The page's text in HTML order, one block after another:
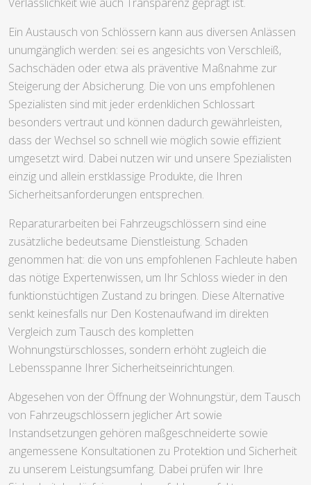
Ein Austausch von Schlössern kann aus diversen Anlässen
unumgänglich werden: sei es angesichts von Verschleiß,
Sachschäden oder etwa als präventive Maßnahme zur
Steigerung der Absicherung. Die von uns empfohlenen
Spezialisten sind mit jeder erdenklichen Schlossart
besonders vertraut und können dadurch gewährleisten,
dass der Wechsel so schnell wie möglich sowie effizient
umgesetzt wird. Dabei nutzen wir und unsere Spezialisten
einzig und allein erstklassige Produkte, die Ihren
Sicherheitsanforderungen entsprechen.
Reparaturarbeiten bei Fahrzeugschlössern sind eine
zusätzliche bedeutsame Dienstleistung. Schaden
genommen hat: die von uns empfohlenen Fachleute haben
das nötige Expertenwissen, um Ihr Schloss wieder in den
funktionstüchtigen Zustand zu bringen. Diese Alternative
senkt keinesfalls nur Den Kostenaufwand im direkten
Vergleich zum Tausch des kompletten
Wohnungstürschlosses, sondern erhöht zugleich die
Lebensspanne Ihrer Sicherheitseinrichtungen.
Abgesehen von der Öffnung der Wohnungstür, dem Tausch
von Fahrzeugschlössern jeglicher Art sowie
Instandsetzungen gehören maßgeschneiderte sowie
angemessene Konsultationen zu Protektion und Sicherheit
zu unserem Leistungsumfang. Dabei prüfen wir Ihre